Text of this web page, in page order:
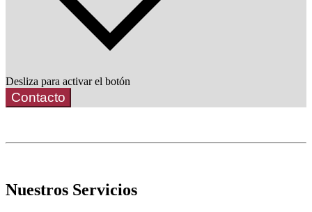
Desliza para activar el botón
Contacto
Nuestros Servicios